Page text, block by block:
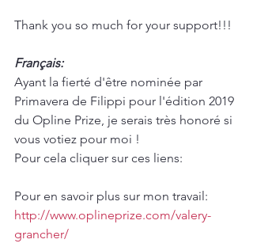
Thank you so much for your support!!!
Français:
Ayant la fierté d'être nominée par
Primavera de Filippi pour l'édition 2019
du Opline Prize, je serais très honoré si
vous votiez pour moi !
Pour cela cliquer sur ces liens:
Pour en savoir plus sur mon travail:
http://www.oplineprize.com/valery-
grancher/​